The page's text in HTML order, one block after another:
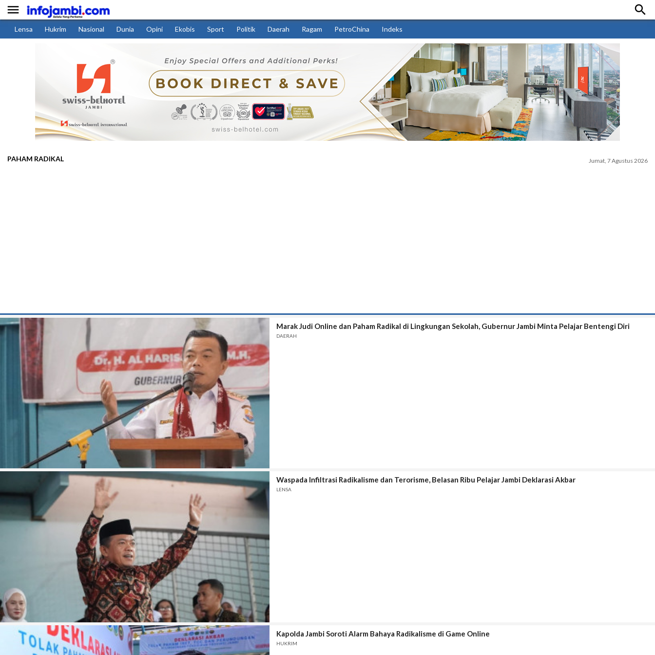
 
Lensa Hukrim Nasional Dunia Opini Ekobis Sport Politik Daerah Ragam PetroChina Indeks
PAHAM RADIKAL Jumat, 7 Agustus 2026
Marak Judi Online dan Paham Radikal di Lingkungan Sekolah, Gubernur Jambi Minta Pelajar Bentengi Diri
DAERAH
Waspada Infiltrasi Radikalisme dan Terorisme, Belasan Ribu Pelajar Jambi Deklarasi Akbar
LENSA
Kapolda Jambi Soroti Alarm Bahaya Radikalisme di Game Online
HUKRIM